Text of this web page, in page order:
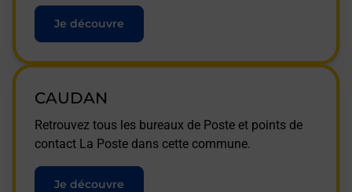
Je découvre
CAUDAN
Retrouvez tous les bureaux de Poste et points de
contact La Poste dans cette commune.
Je découvre